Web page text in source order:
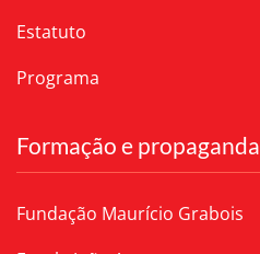
Estatuto
Programa
Formação e propaganda
Fundação Maurício Grabois